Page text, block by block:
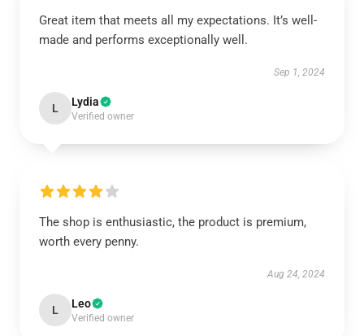
Great item that meets all my expectations. It’s well-
made and performs exceptionally well.
Sep 1, 2024
L Lydia
Verified owner
The shop is enthusiastic, the product is premium,
worth every penny.
Aug 24, 2024
L Leo
Verified owner